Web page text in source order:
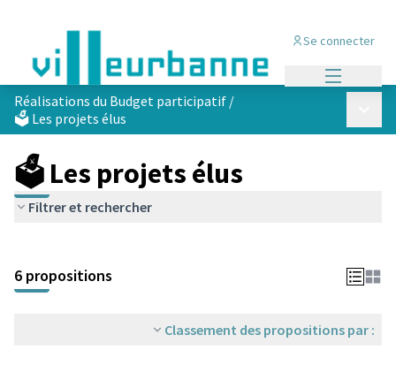
Se connecter
Réalisations du Budget participatif /
🗳️ Les projets élus
🗳️ Les projets élus
Filtrer et rechercher
+
−
6 propositions
Classement des propositions par :